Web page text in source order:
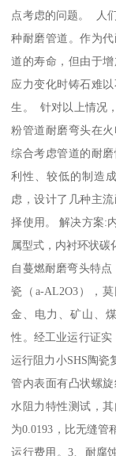
点考虑的问题。 人
种耐磨管道。作为
道的寿命，但由于
应力变化时铸石难
生。 针对以上情况
粉管道耐磨弯头在
综合考虑管道的耐
利性、较低的制造
虑，设计了几种主
择使用。 解决方案:
属型式，内衬环状碳
自蔓燃耐磨弯头特
瓷（a-AL2O3），
金、电力、矿山、
性。经工业运行证实
运行阻力小SHS陶瓷
管内表面有凸状螺
水阻力特性测试，
为0.0193，比无缝管
运行费用。3、耐腐